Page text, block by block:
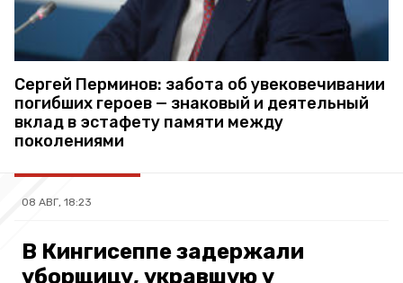
Сергей Перминов: забота об увековечивании
погибших героев — знаковый и деятельный
вклад в эстафету памяти между
поколениями
08 АВГ, 18:23
В Кингисеппе задержали
уборщицу, укравшую у